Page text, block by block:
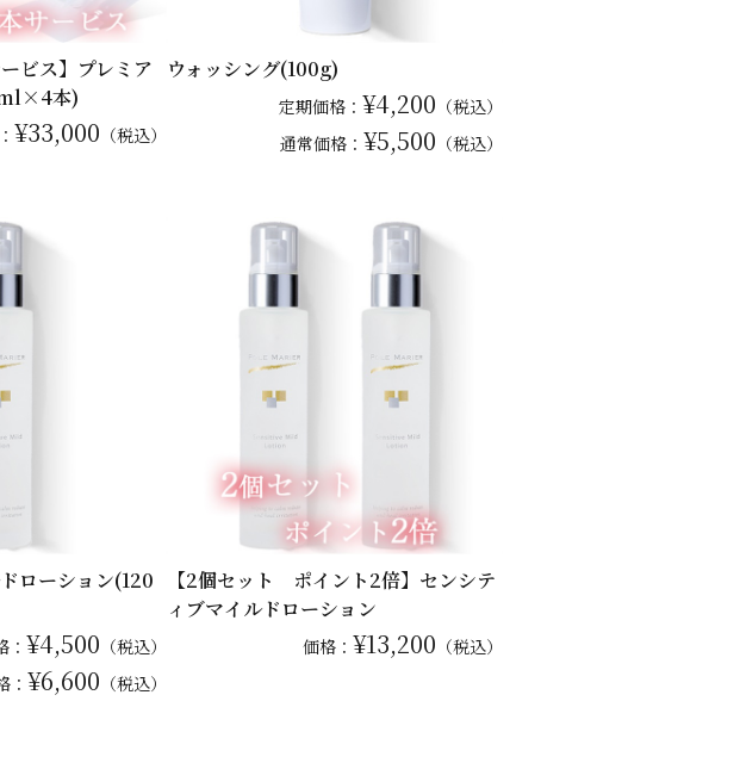
ビス】プレミア
本)
¥33,000 （税込）
ウォッシング(100g)
定期価格： ¥4,200 （税込）
通常価格： ¥5,500 （税込）
ローション(120
¥4,500 （税込）
： ¥6,600 （税込）
【2個セット ポイント2倍】センシテ
ィブマイルドローション
価格： ¥13,200 （税込）